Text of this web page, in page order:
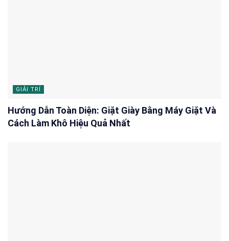
GIẢI TRÍ
Hướng Dẫn Toàn Diện: Giặt Giày Bằng Máy Giặt Và
Cách Làm Khô Hiệu Quả Nhất